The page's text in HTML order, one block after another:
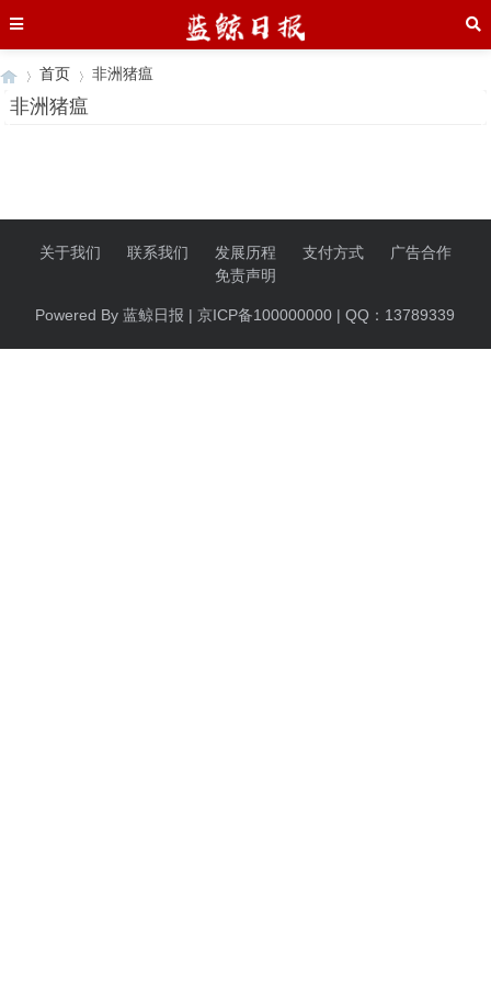
首页 非洲猪瘟
非洲猪瘟
关于我们 联系我们 发展历程 支付方式
广告合作
免责声明
Powered By 蓝鲸日报 | 京ICP备100000000 | QQ：13789339